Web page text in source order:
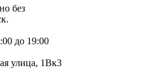
без
до 19:00
улица, 1Вк3